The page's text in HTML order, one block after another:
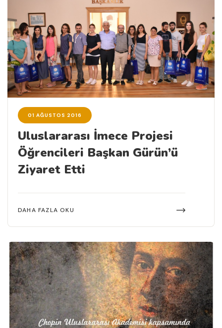
01 AĞUSTOS 2016
Uluslararası İmece Projesi
Öğrencileri Başkan Gürün’ü
Ziyaret Etti
DAHA FAZLA OKU